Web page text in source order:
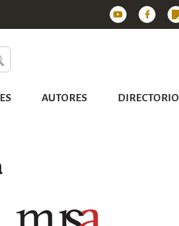
AUTORES DIRECTORIO